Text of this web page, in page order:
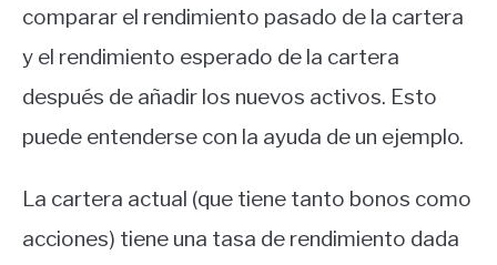
comparar el rendimiento pasado de la cartera
y el rendimiento esperado de la cartera
después de añadir los nuevos activos. Esto
puede entenderse con la ayuda de un ejemplo.
La cartera actual (que tiene tanto bonos como
acciones) tiene una tasa de rendimiento dada